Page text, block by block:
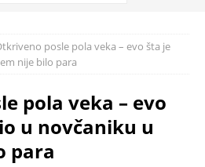
posle pola veka – evo šta je
nije bilo para
pola veka – evo
u novčaniku u
para